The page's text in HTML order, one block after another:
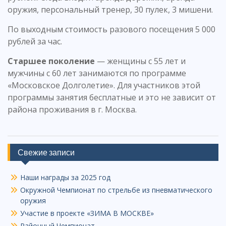
оружия, персональный тренер, 30 пулек, 3 мишени.
По выходным стоимость разового посещения 5 000
рублей за час.
Старшее поколение — женщины с 55 лет и
мужчины с 60 лет занимаются по программе
«Московское Долголетие». Для участников этой
программы занятия бесплатные и это не зависит от
района проживания в г. Москва.
Свежие записи
Наши награды за 2025 год
Окружной Чемпионат по стрельбе из пневматического
оружия
Участие в проекте «ЗИМА В МОСКВЕ»